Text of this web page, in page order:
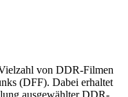
von DDR-Filmen
(DFF). Dabei erhaltet